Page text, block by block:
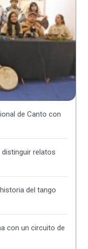
de Canto con
relatos
del tango
con un circuito de